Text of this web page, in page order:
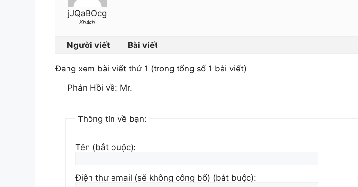
jJQaBOcg
Khách
Người viết Bài viết
Đang xem bài viết thứ 1 (trong tổng số 1 bài viết)
Phản Hồi về: Mr.
Thông tin về bạn:
Tên (bắt buộc):
Điện thư email (sẽ không công bố) (bắt buộc):